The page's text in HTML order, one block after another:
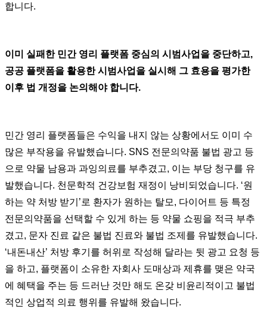
합니다.
이미 실패한 민간 영리 플랫폼 중심의 시범사업을 중단하고,
공공 플랫폼을 활용한 시범사업을 실시해 그 효용을 평가한
이후 법 개정을 논의해야 합니다.
민간 영리 플랫폼들은 수익을 내지 않는 상황에서도 이미 수
많은 부작용을 유발했습니다. SNS 전문의약품 불법 광고 등
으로 약물 남용과 과잉의료를 부추겼고, 이는 부당 청구를 유
발했습니다. 천문학적 건강보험 재정이 낭비되었습니다. ‘원
하는 약 처방 받기’로 환자가 원하는 탈모, 다이어트 등 특정
전문의약품을 선택할 수 있게 하는 등 약물 쇼핑을 적극 부추
겼고, 문자 진료 같은 불법 진료와 불법 조제를 유발했습니다.
‘내돈내산’ 처방 후기를 허위로 작성해 달라는 뒷 광고 요청 등
을 하고, 플랫폼이 소유한 자회사 도매상과 제휴를 맺은 약국
에 혜택을 주는 등 드러난 것만 해도 온갖 비윤리적이고 불법
적인 상업적 의료 행위를 유발해 왔습니다.